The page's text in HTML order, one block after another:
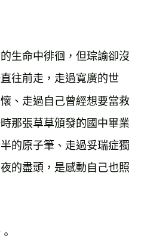
生命中徘徊，但琮諭卻沒
往前走，走過寬廣的世
、走過自己曾經想要當救
那張草草頒發的國中畢業
的原子筆、走過妥瑞症獨
的盡頭，是感動自己也照